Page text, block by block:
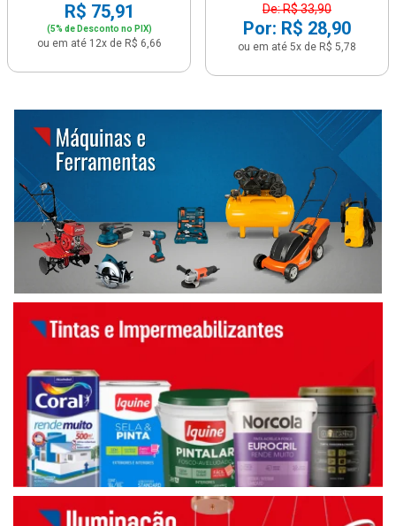
R$ 75,91
(5% de Desconto no PIX)
ou em até 12x de R$ 6,66
De: R$ 33,90
Por: R$ 28,90
ou em até 5x de R$ 5,78